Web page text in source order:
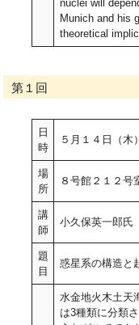
nuclei will
Munich and his
theoretical
第１回
日
時
５月１４日（
場
所
８号館２１２号
講
師
小久保英一郎氏
題
目
惑星系の構造と
水金地火木土天
は3種類に分類